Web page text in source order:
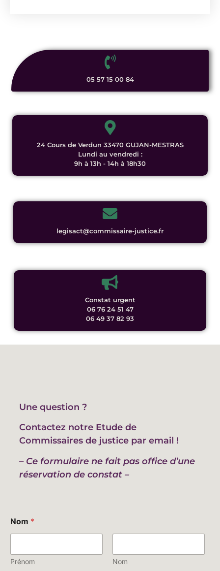
05 57 15 00 84
24 Cours de Verdun 33470 GUJAN-MESTRAS
Lundi au vendredi :
9h à 13h - 14h à 18h30
legisact@commissaire-justice.fr
Constat urgent
06 76 24 51 47
06 49 37 82 93
Une question ?
Contactez notre Etude de
Commissaires de justice par email !
– Ce formulaire ne fait pas office d’une
réservation de constat –
Nom *
Prénom Nom